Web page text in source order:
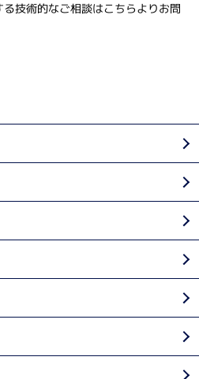
技術的なご相談はこちらよりお問